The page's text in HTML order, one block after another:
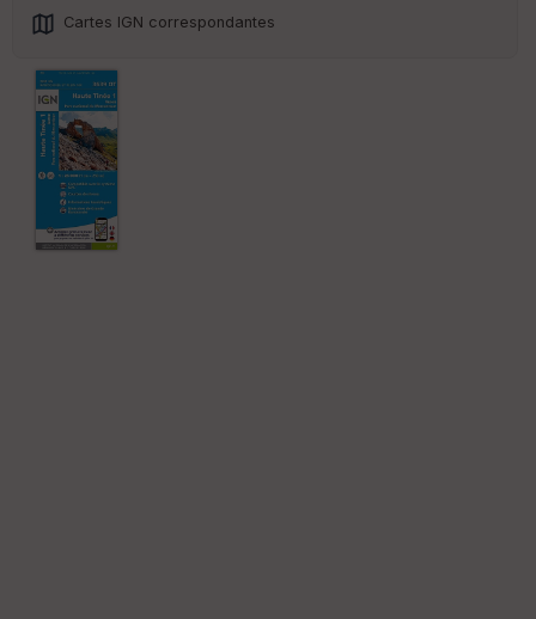
Cartes IGN correspondantes